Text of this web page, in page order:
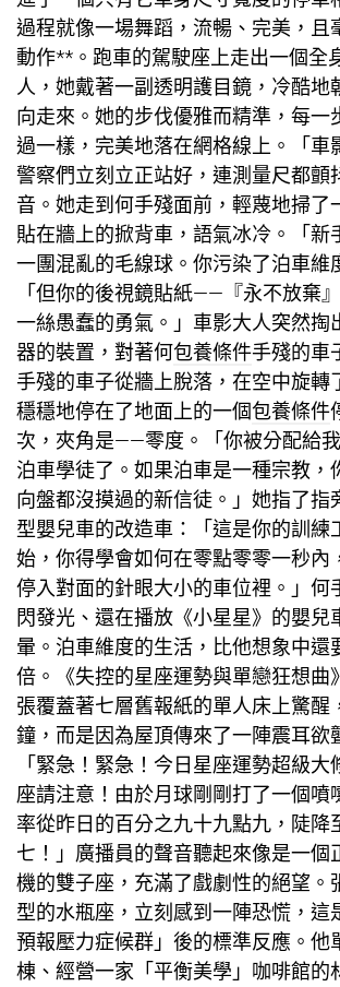
過程就像一場舞蹈，流暢、完美，且
動作**。跑車的駕駛座上走出一個全
人，她戴著一副透明護目鏡，冷酷地
向走來。她的步伐優雅而精準，每一
過一樣，完美地落在網格線上。「車
警察們立刻立正站好，連測量尺都顫
音。她走到何手殘面前，輕蔑地掃了
貼在牆上的掀背車，語氣冰冷。「新
一團混亂的毛線球。你污染了泊車維
「但你的後視鏡貼紙——『永不放棄
一絲愚蠢的勇氣。」車影大人突然掏
器的裝置，對著何包養條件手殘的車
手殘的車子從牆上脫落，在空中旋轉
穩穩地停在了地面上的一個包養條件
次，夾角是——零度。「你被分配給
泊車學徒了。如果泊車是一種宗教，
向盤都沒摸過的新信徒。」她指了指
型嬰兒車的改造車：「這是你的訓練
始，你得學會如何在零點零零一秒內
停入對面的針眼大小的車位裡。」何
閃發光、還在播放《小星星》的嬰兒
暈。泊車維度的生活，比他想象中還
倍。《失控的星座運勢與單戀狂想曲
張覆蓋著七層舊報紙的單人床上驚醒
鐘，而是因為屋頂傳來了一陣震耳欲
「緊急！緊急！今日星座運勢超級
座請注意！由於月球剛剛打了一個噴
率從昨日的百分之九十九點九，陡降
七！」廣播員的聲音聽起來像是一個
機的雙子座，充滿了戲劇性的絕望。
型的水瓶座，立刻感到一陣恐慌，這
預報壓力症候群」後的標準反應。他
棟、經營一家「平衡美學」咖啡館的